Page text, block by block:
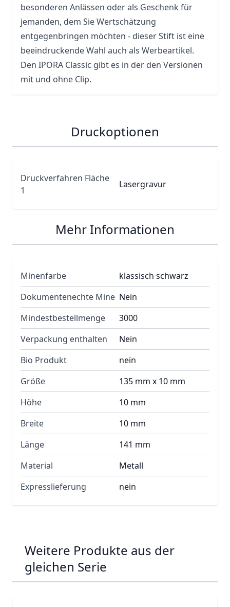
besonderen Anlässen oder als Geschenk für
jemanden, dem Sie Wertschätzung
entgegenbringen möchten - dieser Stift ist eine
beeindruckende Wahl auch als Werbeartikel.
Den IPORA Classic gibt es in der den Versionen
mit und ohne Clip.
Druckoptionen
Druckverfahren Fläche
1
Lasergravur
Mehr Informationen
Minenfarbe
klassisch schwarz
Dokumentenechte Mine Nein
Mindestbestellmenge
3000
Verpackung enthalten
Nein
Bio Produkt
nein
Größe
135 mm x 10 mm
Höhe
10 mm
Breite
10 mm
Länge
141 mm
Material
Metall
Expresslieferung
nein
Weitere Produkte aus der
gleichen Serie